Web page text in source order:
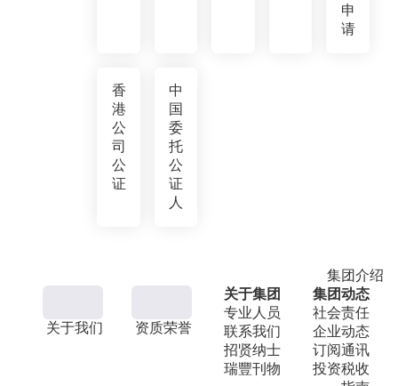
申
请
香
港
公
司
公
证
中
国
委
托
公
证
人
集团介绍
关于我们 资质荣誉
关于集团
专业人员
联系我们
招贤纳士
瑞豐刊物
集团动态
社会责任
企业动态
订阅通讯
投资税收